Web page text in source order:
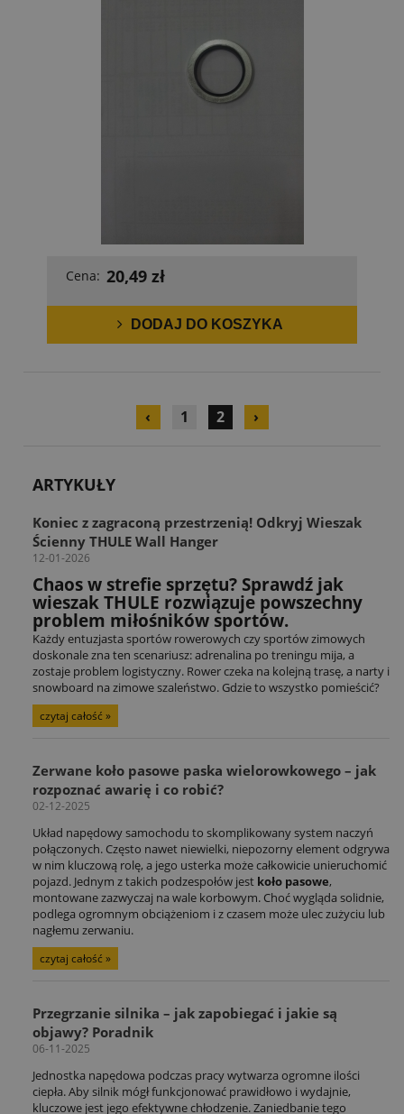
Cena: 20,49 zł
DODAJ DO KOSZYKA
‹ 1 2 ›
ARTYKUŁY
Koniec z zagraconą przestrzenią! Odkryj Wieszak
Ścienny THULE Wall Hanger
12-01-2026
Chaos w strefie sprzętu? Sprawdź jak
wieszak THULE rozwiązuje powszechny
problem miłośników sportów.
Każdy entuzjasta sportów rowerowych czy sportów zimowych
doskonale zna ten scenariusz: adrenalina po treningu mija, a
zostaje problem logistyczny. Rower czeka na kolejną trasę, a narty i
snowboard na zimowe szaleństwo. Gdzie to wszystko pomieścić?
czytaj całość »
Zerwane koło pasowe paska wielorowkowego – jak
rozpoznać awarię i co robić?
02-12-2025
Układ napędowy samochodu to skomplikowany system naczyń
połączonych. Często nawet niewielki, niepozorny element odgrywa
w nim kluczową rolę, a jego usterka może całkowicie unieruchomić
pojazd. Jednym z takich podzespołów jest koło pasowe,
montowane zazwyczaj na wale korbowym. Choć wygląda solidnie,
podlega ogromnym obciążeniom i z czasem może ulec zużyciu lub
nagłemu zerwaniu.
czytaj całość »
Przegrzanie silnika – jak zapobiegać i jakie są
objawy? Poradnik
06-11-2025
Jednostka napędowa podczas pracy wytwarza ogromne ilości
ciepła. Aby silnik mógł funkcjonować prawidłowo i wydajnie,
kluczowe jest jego efektywne chłodzenie. Zaniedbanie tego